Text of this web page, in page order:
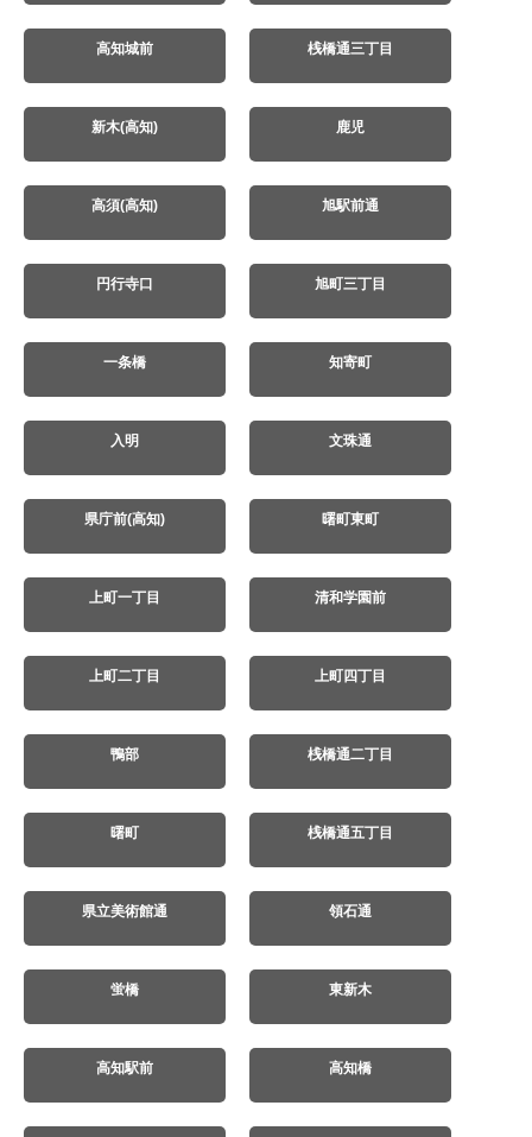
高知城前 桟橋通三丁目
新木(高知) 鹿児
高須(高知) 旭駅前通
円行寺口 旭町三丁目
一条橋 知寄町
入明 文珠通
県庁前(高知) 曙町東町
上町一丁目 清和学園前
上町二丁目 上町四丁目
鴨部 桟橋通二丁目
曙町 桟橋通五丁目
県立美術館通 領石通
蛍橋 東新木
高知駅前 高知橋